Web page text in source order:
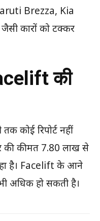
Brezza, Kia
कारों को टक्कर
की
कोई रिपोर्ट नहीं
की कीमत 7.80 लाख से
है। Facelift के आने
अधिक हो सकती है।